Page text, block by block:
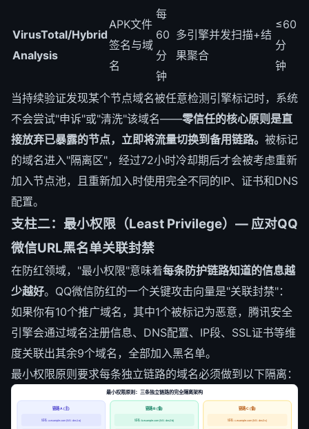
VirusTotal/Hybrid
Analysis
APK文件
签名与域
名
每
60
分
钟
多引擎并发扫描+结
果聚合
≤60
分
钟
当持续验证发现某个节点域名被任意检测引擎标记时，系统
不会尝试"申诉"或"清洗"该域名——零信任的核心原则是直
接放弃已暴露的节点，立即将流量切换到备用链路。 被标记
的域名进入"隔离区"，经过72小时冷却期后才会被考虑重新
加入节点池，且重新加入时使用完全不同的IP、证书和DNS
配置。
支柱二：最小权限（Least Privilege）— 应对QQ
微信URL黑名单关联封禁
在防红领域，"最小权限"意味着每条防护链路知道的信息越
少越好。QQ微信防红的一个关键攻击向量是"关联封禁"：
如果你有10个推广域名，其中1个被标记为恶意，腾讯安全
引擎会通过域名注册信息、DNS配置、IP段、SSL证书等维
度关联出其余9个域名，全部加入黑名单。
最小权限原则要求每条独立链路的域名必须做到以下隔离：
最小权限原则：三条独立链路的完全隔离架构
链路 A (主)
域名: a.example.com (NS: dns1-a)
链路 B (备)
域名: b.example.com (NS: dns2-b)
链路 C (备)
域名: c.example.com (NS: dns3-c)